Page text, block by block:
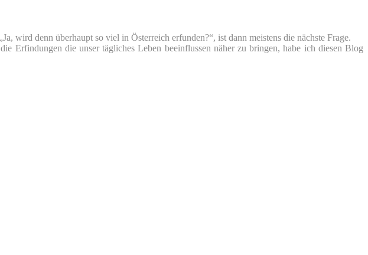
wird denn überhaupt so viel in Österreich erfunden?“, ist dann meistens die nächste Frage.
Erfindungen die unser tägliches Leben beeinflussen näher zu bringen, habe ich diesen Blog